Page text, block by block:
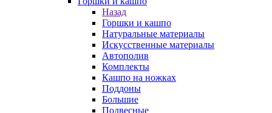
Назад
Горшки и кашпо
Натуральные материалы
Искусственные материалы
Автополив
Комплекты
Кашпо на ножках
Поддоны
Большие
Подвесные